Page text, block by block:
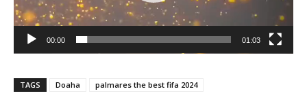
00:00 01:03
TAGS Doaha palmares the best fifa 2024